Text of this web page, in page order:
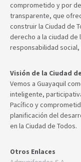
comprometido y por
transparente, que
construir la Ciudad de
derecho a la ciudad de
responsabilidad
Visión de la Ciudad
Vemos a Guayaquil
inteligente,
Pacífico y
planificación del
en la Ciudad de Todos.
Otros Enlaces